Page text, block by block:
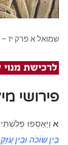
שמואל א פרק יז –
פירושי
אוַיַּאַסְפוּ
בֵּיןשׂוֹכֹה וּבֵין